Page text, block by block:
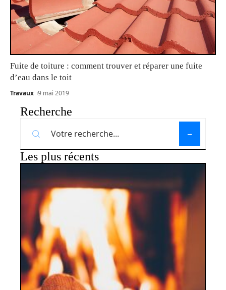
Fuite de toiture : comment trouver et réparer une fuite
d’eau dans le toit
Travaux 9 mai 2019
Recherche
Les plus récents